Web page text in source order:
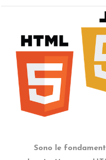
Sono le